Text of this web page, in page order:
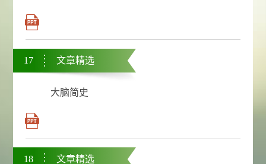
17 文章精选
大脑简史
18 文章精选